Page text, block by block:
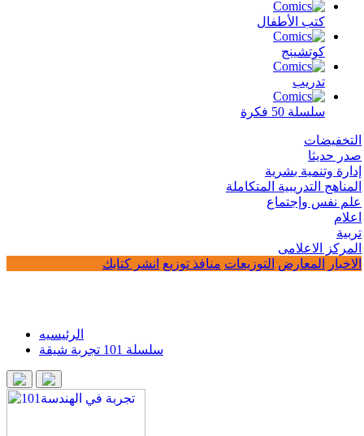
كتب الأطفال
كوتشينج
تدريب
سلسلة 50 فكرة
التخفيضات
صدر حديثا
إدارة وتنمية بشرية
المناهج التدريبية المتكاملة
علم نفس وإجتماع
اعلام
تربية
المركز الاعلامى
الاخبار
المعارض التوزيعات منافذ توزيع انشر كتابك
الرئيسيه
سلسلة 101 تجربة شيقة